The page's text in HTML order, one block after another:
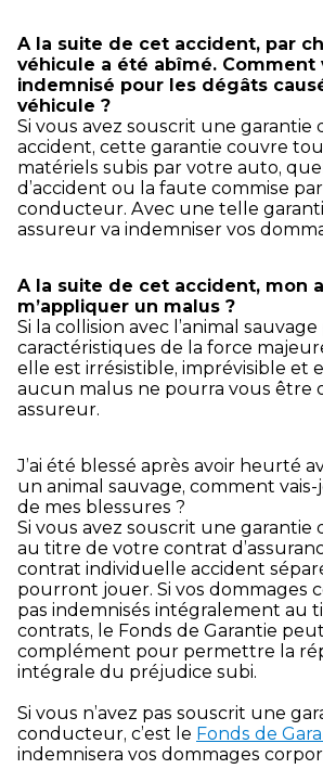
A la suite de cet accident, par
véhicule a été abîmé. Comment
indemnisé pour les dégâts
véhicule ?
Si vous avez souscrit une garantie
accident, cette garantie couvre
matériels subis par votre auto,
d’accident ou la faute commise
conducteur. Avec une telle
assureur va indemniser vos
A la suite de cet accident, mon
m’appliquer un malus ?
Si la collision avec l’animal
caractéristiques de la force
elle est irrésistible, imprévisible et
aucun malus ne pourra vous être
assureur.
J’ai été blessé après avoir heurté
un animal sauvage, comment
de mes blessures ?
Si vous avez souscrit une
au titre de votre contrat
contrat individuelle accident
pourront jouer. Si vos dommages
pas indemnisés intégralement au
contrats, le Fonds de Garantie
complément pour permettre la
intégrale du préjudice subi.
Si vous n’avez pas souscrit une
conducteur, c’est le Fonds de
indemnisera vos dommages